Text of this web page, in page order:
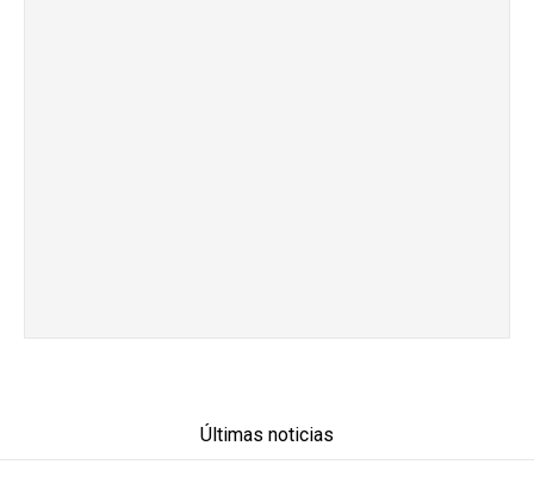
Últimas noticias